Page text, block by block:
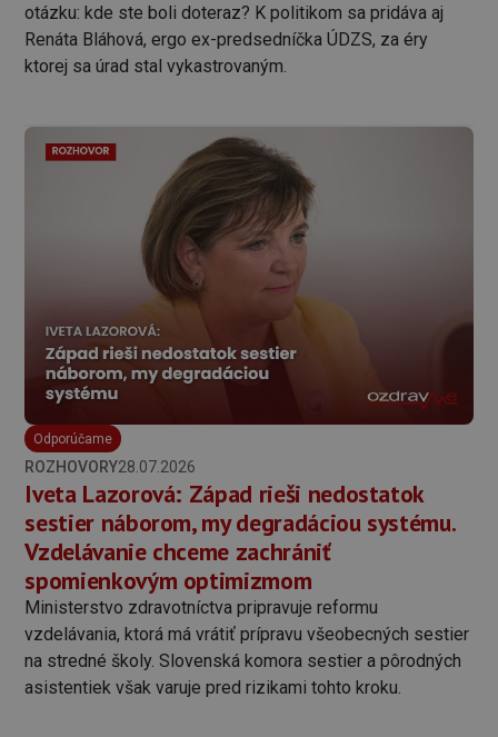
otázku: kde ste boli doteraz? K politikom sa pridáva aj
Renáta Bláhová, ergo ex-predsedníčka ÚDZS, za éry
ktorej sa úrad stal vykastrovaným.
Odporúčame
ROZHOVORY28.07.2026
Iveta Lazorová: Západ rieši nedostatok
sestier náborom, my degradáciou systému.
Vzdelávanie chceme zachrániť
spomienkovým optimizmom
Ministerstvo zdravotníctva pripravuje reformu
vzdelávania, ktorá má vrátiť prípravu všeobecných sestier
na stredné školy. Slovenská komora sestier a pôrodných
asistentiek však varuje pred rizikami tohto kroku.